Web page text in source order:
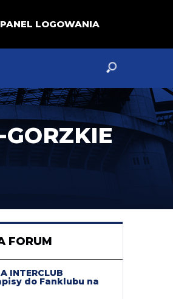
PANEL LOGOWANIA
FORUM
INTERCLUB
do Fanklubu na